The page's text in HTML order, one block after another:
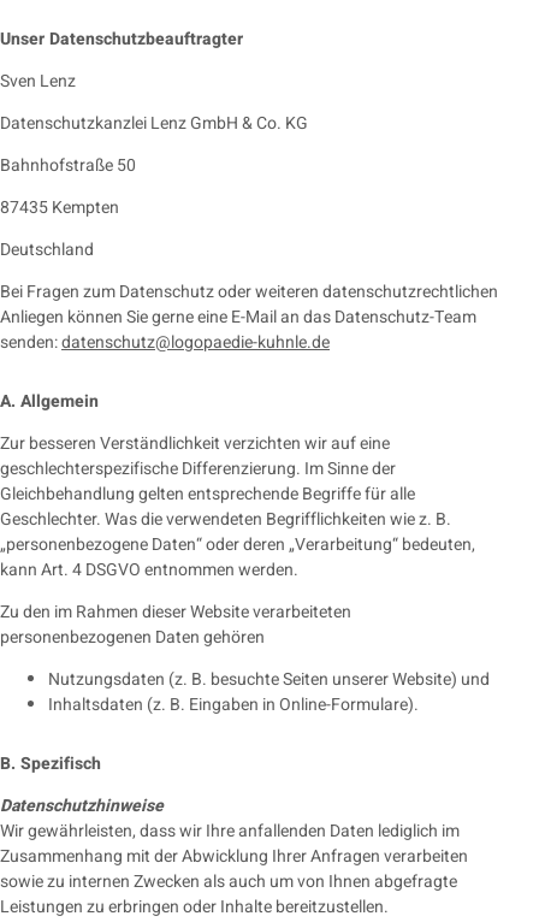
Unser Datenschutzbeauftragter
Sven Lenz
Datenschutzkanzlei Lenz GmbH & Co. KG
Bahnhofstraße 50
87435 Kempten
Deutschland
Bei Fragen zum Datenschutz oder weiteren datenschutzrechtlichen
Anliegen können Sie gerne eine E-Mail an das Datenschutz-Team
senden:datenschutz@logopaedie-kuhnle.de
A. Allgemein
Zur besseren Verständlichkeit verzichten wir auf eine
geschlechterspezifische Differenzierung. Im Sinne der
Gleichbehandlung gelten entsprechende Begriffe für alle
Geschlechter. Was die verwendeten Begrifflichkeiten wie z. B.
„personenbezogene Daten“ oder deren „Verarbeitung“ bedeuten,
kann Art. 4 DSGVO entnommen werden.
Zu den im Rahmen dieser Website verarbeiteten
personenbezogenen Daten gehören
Nutzungsdaten (z. B. besuchte Seiten unserer Website) und
Inhaltsdaten (z. B. Eingaben in Online-Formulare).
B. Spezifisch
Datenschutzhinweise
Wir gewährleisten, dass wir Ihre anfallenden Daten lediglich im
Zusammenhang mit der Abwicklung Ihrer Anfragen verarbeiten
sowie zu internen Zwecken als auch um von Ihnen abgefragte
Leistungen zu erbringen oder Inhalte bereitzustellen.